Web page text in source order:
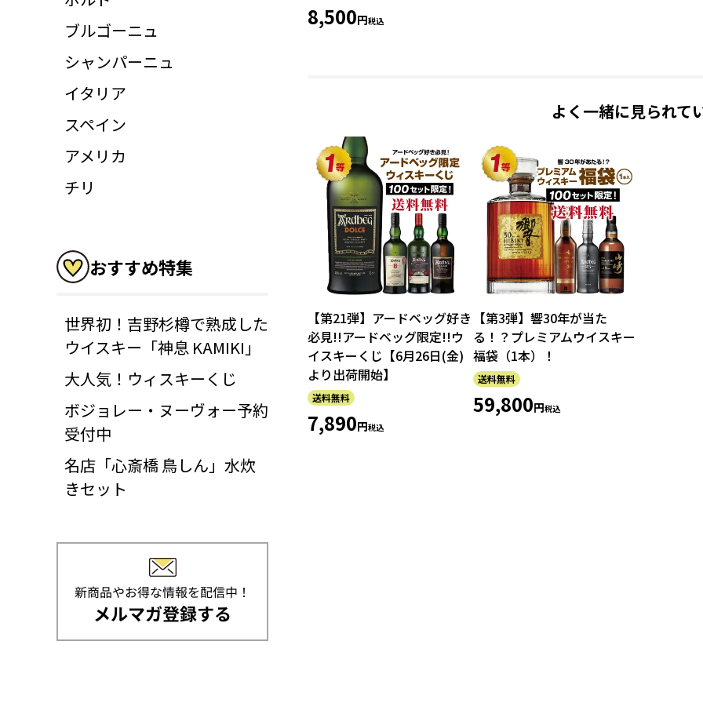
ブルゴーニュ
シャンパーニュ
イタリア
スペイン
アメリカ
チリ
おすすめ特集
世界初！吉野杉樽で熟成した
ウイスキー「神息 KAMIKI」
大人気！ウィスキーくじ
ボジョレー・ヌーヴォー予約
受付中
名店「心斎橋 鳥しん」水炊
きセット
8,500 税込
よく一緒に見られて
【第21弾】アードベッグ好き
必見!!アードベッグ限定!!ウ
イスキーくじ【6月26日(金)
より出荷開始】
送料無料
7,890 税込
【第3弾】響30年が当た
る！？プレミアムウイスキー
福袋（1本）！
送料無料
59,800 税込